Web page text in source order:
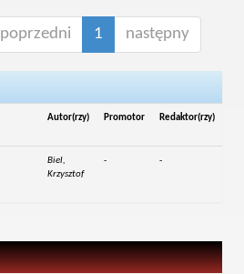
poprzedni 1 następny
Autor(rzy) Promotor Redaktor(rzy)
Biel,
Krzysztof
- -